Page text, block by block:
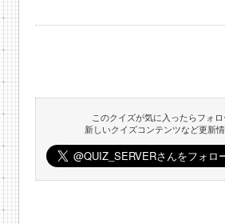
このクイズが気に入ったらフォロ
新しいクイズコンテンツなど更新